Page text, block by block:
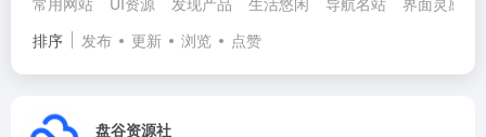
排序
发布 更新 浏览 点赞
盘谷资源社